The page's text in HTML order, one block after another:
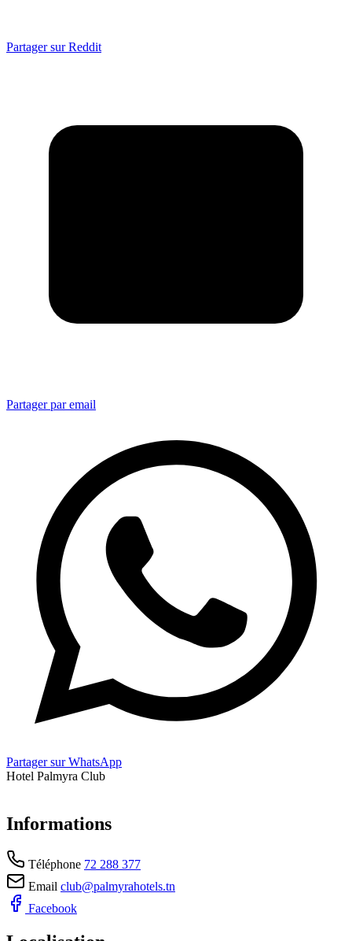
Partager sur Reddit
Partager par email
Partager sur WhatsApp
Hotel Palmyra Club
Informations
Téléphone 72 288 377
Email club@palmyrahotels.tn
Facebook